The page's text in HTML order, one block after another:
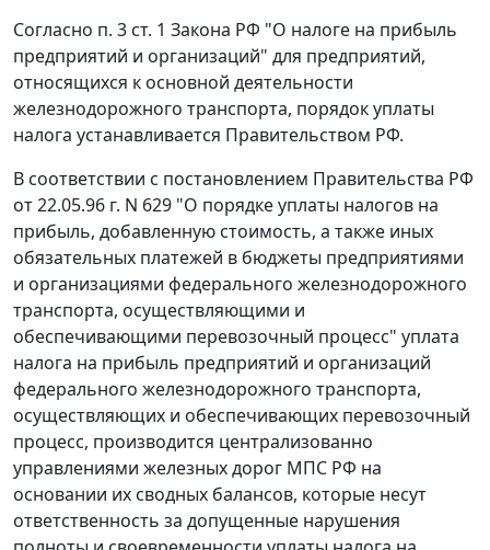
Согласно п. 3 ст. 1 Закона РФ "О налоге на прибыль
предприятий и организаций" для предприятий,
относящихся к основной деятельности
железнодорожного транспорта, порядок уплаты
налога устанавливается Правительством РФ.
В соответствии с постановлением Правительства РФ
от 22.05.96 г. N 629 "О порядке уплаты налогов на
прибыль, добавленную стоимость, а также иных
обязательных платежей в бюджеты предприятиями
и организациями федерального железнодорожного
транспорта, осуществляющими и
обеспечивающими перевозочный процесс" уплата
налога на прибыль предприятий и организаций
федерального железнодорожного транспорта,
осуществляющих и обеспечивающих перевозочный
процесс, производится централизованно
управлениями железных дорог МПС РФ на
основании их сводных балансов, которые несут
ответственность за допущенные нарушения